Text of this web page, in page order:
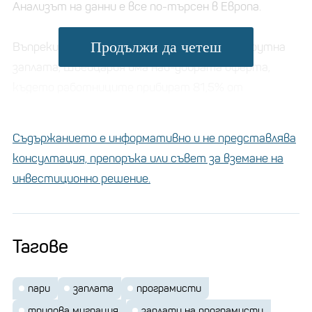
Анализът на данни е все по-търсен в Европа.
Въпреки че Дания предлага най-високата брутна
заплата, Швейцария има най-добрата оферта,
Сред страните по средна брутна заплата Белгия е
сред най-високите, като предлага
брутна заплата. Нетната заплата обаче е под
можете да получите нетна заплата от 48 030
Продължи да четеш
Съдържанието е информативно и не представлява
консултация, препоръка или съвет за вземане на
инвестиционно решение.
Тагове
пари заплата
програмисти